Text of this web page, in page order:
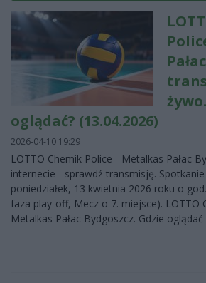
oglądać? (13.04.2026)
2026-04-10 19:29
LOTTO Chemik Police - Metalkas Pałac
internecie - sprawdź transmisję.
poniedziałek, 13 kwietnia 2026 roku o
faza play-off, Mecz o 7. miejsce). LOTTO
Metalkas Pałac Bydgoszcz. Gdzie